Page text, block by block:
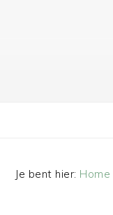
Je bent hier: Home